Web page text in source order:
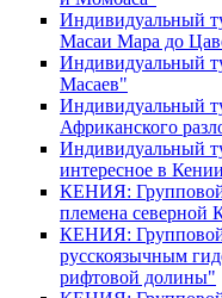
Индивидуальный
Масаи Мара до
Индивидуальный
Масаев"
Индивидуальный
Африканского
Индивидуальный
интересное в
КЕНИЯ:
племена северной
КЕНИЯ:
русскоязычным
рифтовой долины"